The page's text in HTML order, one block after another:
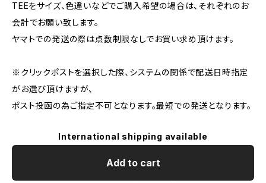
TEEをサイズ、色違いなどでご購入希望の場合は、それぞれのお
会計でお願い致します。
ヤマトでの発送の際は点数制限なしでお買い求め頂けます。
※クリックポストを選択した際、システムの関係で配送日時指定
がお選び頂けますが、
ポスト投函の為ご指定不可となります。最短での発送となります。
International shipping available
Add to cart